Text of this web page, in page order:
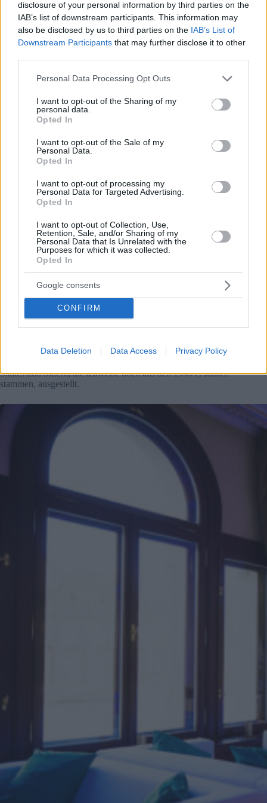
disclosure of your personal information by third parties on the
IAB’s list of downstream participants. This information may
also be disclosed by us to third parties on the IAB’s List of
Downstream Participants that may further disclose it to other
Please note that this website/app uses one or more Google
not limited to your visit or usage behaviour. You may click to
grant or deny consent to Google and its third-party tags to
use your data for below specified purposes in below Google
consent section.
Personal Data Processing Opt Outs
I want to opt-out of the Sharing of my
personal data.
Opted In
I want to opt-out of the Sale of my
Personal Data.
Opted In
I want to opt-out of processing my
Personal Data for Targeted Advertising.
Opted In
I want to opt-out of Collection, Use,
Retention, Sale, and/or Sharing of my
Personal Data that Is Unrelated with the
Purposes for which it was collected.
Opted In
Google consents
CONFIRM
Data Deletion Data Access Privacy Policy
Im Saal gibt es auch Seerosen und Weiden, der Raum als
Ganzes wurde mit wärmerem Licht ausgestattet, was die
romantische Atmosphäre noch verstärkt.
Haupthalle ist heute eine Wintersporthalle
Die Haupthalle wurde zu einer Wintersporthalle umgebaut,
hier ist alles auf Skaten und Winteraktivitäten wie
und den City Park erinnernde Innenatmosphäre geschaffen
Skates und Skiern, die teilweise noch aus den 1940 er Jahren
stammen, ausgestellt.